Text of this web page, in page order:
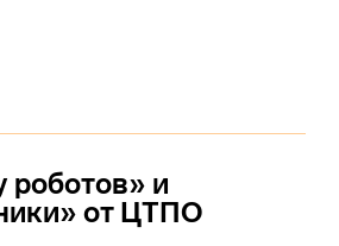
роботов» и
от ЦТПО